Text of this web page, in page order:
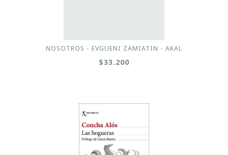
NOSOTROS - EVGUENI ZAMIATIN - AKAL
$33.200